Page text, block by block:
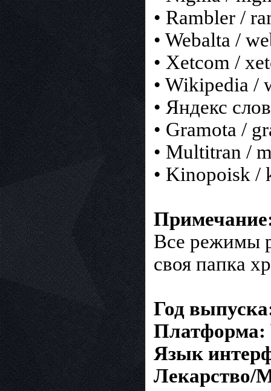
• Rambler /
• Webalta /
• Xetcom /
• Wikipedia /
• Яндекс
• Gramota /
• Multitran /
• Kinopoisk /
Все режимы
своя папка
Год
Платформа:
Язык
Лекарство/